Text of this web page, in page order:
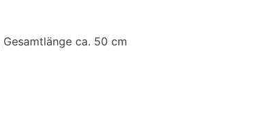
Gesamtlänge ca. 50 cm